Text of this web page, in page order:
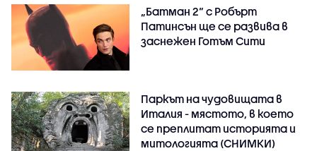
„Батман 2“ с Робърт
Патинсън ще се развива в
заснежен Готъм Сити
Паркът на чудовищата в
Италия - мястото, в което
се преплитат историята и
митологията (СНИМКИ)